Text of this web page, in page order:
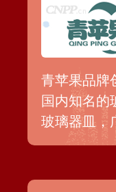
青苹果品牌
国内知名的
玻璃器皿，
地区。德力
有青苹果、